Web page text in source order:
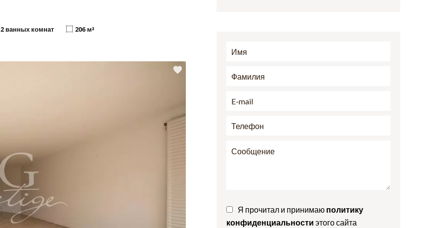
2 ванных комнат 206 м²
Я прочитал и принимаю политику
конфиденциальности этого сайта